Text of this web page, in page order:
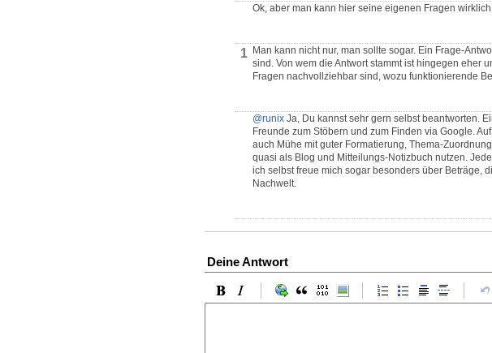
Ok, aber man kann hier seine eigenen Fragen
1
Man kann nicht nur, man sollte sogar. Ein Frage-
sind. Von wem die Antwort stammt ist hingegen eher
Fragen nachvollziehbar sind, wozu funktionierende
@runix Ja, Du kannst sehr gern selbst beantworten.
Freunde zum Stöbern und zum Finden via Google.
auch Mühe mit guter Formatierung, Thema-
quasi als Blog und Mitteilungs-Notizbuch nutzen.
ich selbst freue mich sogar besonders über Beträge,
Nachwelt.
Deine Antwort